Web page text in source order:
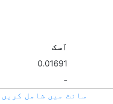
آسک
0.01691
-
سائٹ میں شامل کریں